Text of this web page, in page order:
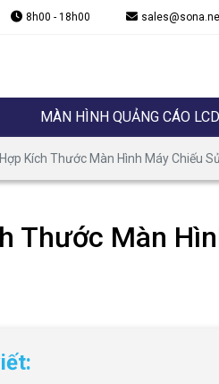
8h00 - 18h00
MÀN HÌNH QUẢNG CÁO LCD
Kích Thước Màn Hình Máy Chiếu
Thước Màn